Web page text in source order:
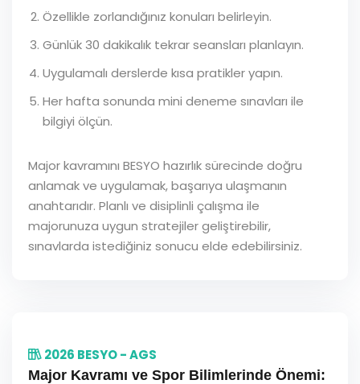
Özellikle zorlandığınız konuları belirleyin.
Günlük 30 dakikalık tekrar seansları planlayın.
Uygulamalı derslerde kısa pratikler yapın.
Her hafta sonunda mini deneme sınavları ile
bilgiyi ölçün.
Major kavramını BESYO hazırlık sürecinde doğru
anlamak ve uygulamak, başarıya ulaşmanın
anahtarıdır. Planlı ve disiplinli çalışma ile
majorunuza uygun stratejiler geliştirebilir,
sınavlarda istediğiniz sonucu elde edebilirsiniz.
2026 BESYO - AGS
Major Kavramı ve Spor Bilimlerinde Önemi: